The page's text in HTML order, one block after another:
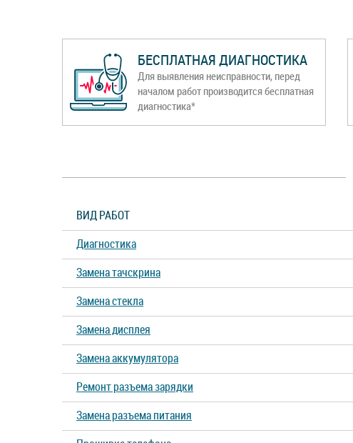
БЕСПЛАТНАЯ ДИАГНОСТИКА
Для выявления неисправности, перед
началом работ производится бесплатная
диагностика*
ВИД РАБОТ
Диагностика
Замена тачскрина
Замена стекла
Замена дисплея
Замена аккумулятора
Ремонт разъема зарядки
Замена разъема питания